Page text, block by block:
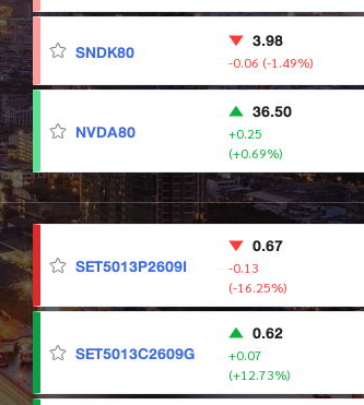
SNDK80 3.98
-0.06 (-1.49%)
NVDA80
36.50
+0.25
(+0.69%)
SET5013P2609I
0.67
-0.13
(-16.25%)
SET5013C2609G
0.62
+0.07
(+12.73%)